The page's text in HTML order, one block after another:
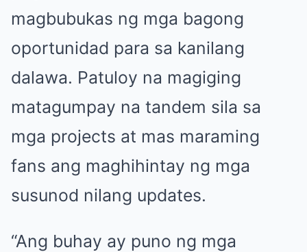
magbubukas ng mga bagong
oportunidad para sa kanilang
dalawa. Patuloy na magiging
matagumpay na tandem sila sa
mga projects at mas maraming
fans ang maghihintay ng mga
susunod nilang updates.
“Ang buhay ay puno ng mga